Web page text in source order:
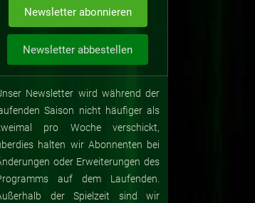
Newsletter wird während der
Saison nicht häufiger als
pro Woche verschickt,
halten wir Abonnenten bei
oder Erweiterungen des
auf dem Laufenden.
der Spielzeit sind wir